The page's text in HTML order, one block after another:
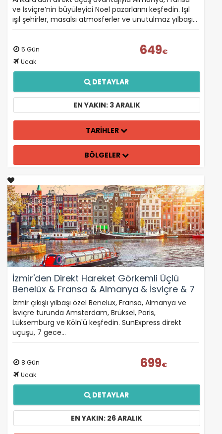
(Noel Pazarları Özel)
ve İsviçre’nin büyüleyici Noel pazarlarını keşfedin. Işıl
ışıl şehirler, masalsı atmosferler ve unutulmaz yılbaşı…
5 Gün
Ucak
649€
DETAYLAR
EN YAKIN: 3 ARALIK
TARİHLER
BÖLGELER
İzmir'den Direkt Hareket Görkemli Üçlü
Benelüx & Fransa & Almanya & İsviçre & 7
Gece - SunExpress ile 26 Aralık Hareket
(Yılbaşı Özel)
İzmir çıkışlı yılbaşı özel Benelux, Fransa, Almanya ve
İsviçre turunda Amsterdam, Brüksel, Paris,
Lüksemburg ve Köln'ü keşfedin. SunExpress direkt
uçuşu, 7 gece…
8 Gün
Ucak
699€
DETAYLAR
EN YAKIN: 26 ARALIK